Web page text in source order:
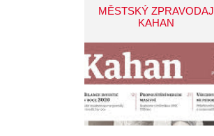
MĚSTSKÝ ZPRAVODAJ
KAHAN